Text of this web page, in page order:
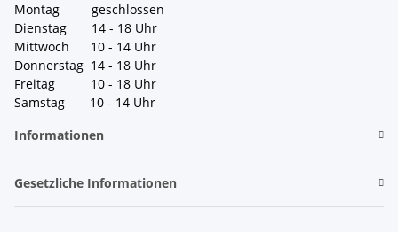
Montag geschlossen
Dienstag 14 - 18 Uhr
Mittwoch 10 - 14 Uhr
Donnerstag 14 - 18 Uhr
Freitag 10 - 18 Uhr
Samstag 10 - 14 Uhr
Informationen
Gesetzliche Informationen